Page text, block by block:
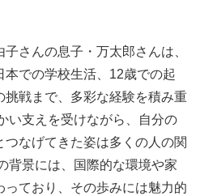
さんの息子・万太郎さんは、
本での学校生活、12歳での起
戦まで、多彩な経験を積み重
い支えを受けながら、自分の
なげてきた姿は多くの人の関
背景には、国際的な環境や家
ており、その歩みには魅力的